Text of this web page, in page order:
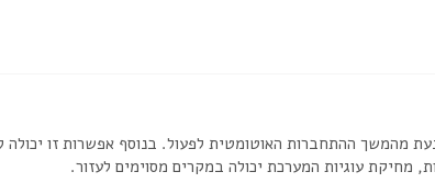
מהמשך ההתחברות האוטומטית לפעול. בנוסף אפשרות זו
עוגיות המערכת יכולה במקרים מסוימים לעזור.